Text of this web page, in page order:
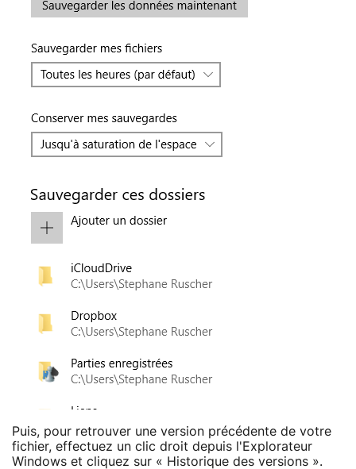
Puis, pour retrouver une version précédente de votre
fichier, effectuez un clic droit depuis l'Explorateur
Windows et cliquez sur « Historique des versions ».